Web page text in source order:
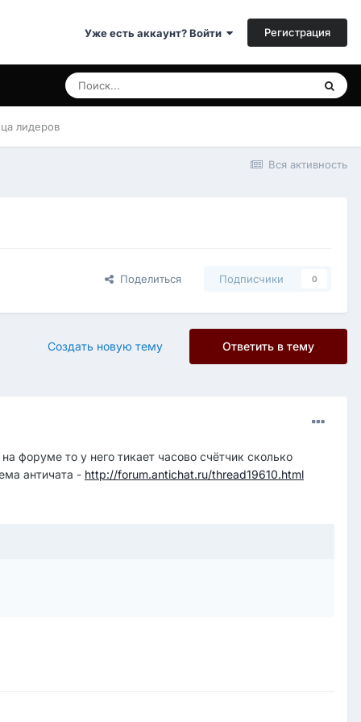
Уже есть аккаунт? Войти Регистрация
лидеров
Вся активность
Поделиться Подписчики 0
Ответить в тему
Создать новую тему
форуме то у него тикает часово счётчик сколько
античата - http://forum.antichat.ru/thread19610.html